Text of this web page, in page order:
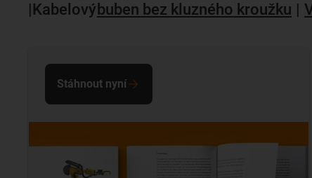
|Kabelový buben bez kluzného kroužku |
Stáhnout nyní